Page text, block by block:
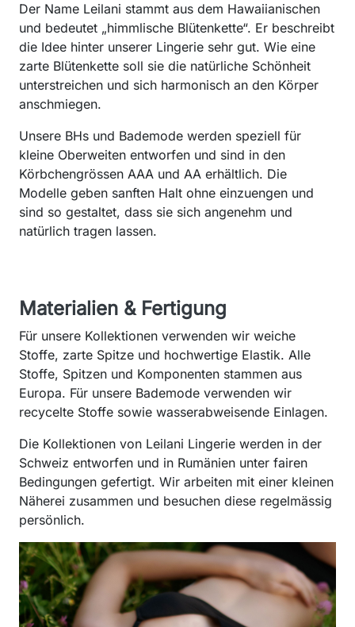
Der Name Leilani stammt aus dem Hawaiianischen
und bedeutet „himmlische Blütenkette“. Er beschreibt
die Idee hinter unserer Lingerie sehr gut. Wie eine
zarte Blütenkette soll sie die natürliche Schönheit
unterstreichen und sich harmonisch an den Körper
anschmiegen.
Unsere BHs und Bademode werden speziell für
kleine Oberweiten entworfen und sind in den
Körbchengrössen AAA und AA erhältlich. Die
Modelle geben sanften Halt ohne einzuengen und
sind so gestaltet, dass sie sich angenehm und
natürlich tragen lassen.
Materialien & Fertigung
Für unsere Kollektionen verwenden wir weiche
Stoffe, zarte Spitze und hochwertige Elastik. Alle
Stoffe, Spitzen und Komponenten stammen aus
Europa. Für unsere Bademode verwenden wir
recycelte Stoffe sowie wasserabweisende Einlagen.
Die Kollektionen von Leilani Lingerie werden in der
Schweiz entworfen und in Rumänien unter fairen
Bedingungen gefertigt. Wir arbeiten mit einer kleinen
Näherei zusammen und besuchen diese regelmässig
persönlich.